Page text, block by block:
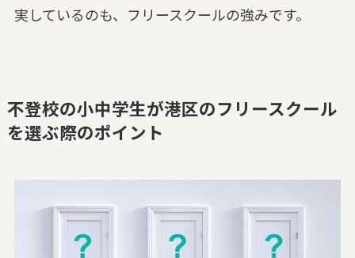
実しているのも、フリースクールの強みです。
不登校の小中学生が港区のフリースクール
を選ぶ際のポイント